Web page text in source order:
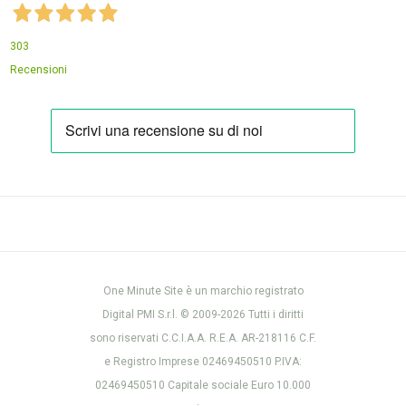
303
Recensioni
One Minute Site è un marchio registrato
Digital PMI S.r.l. © 2009-2026 Tutti i diritti
sono riservati C.C.I.A.A. R.E.A. AR-218116 C.F.
e Registro Imprese 02469450510 P.IVA:
02469450510 Capitale sociale Euro 10.000